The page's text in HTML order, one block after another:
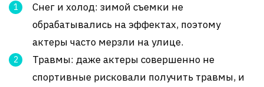
Снег и холод: зимой съемки не
обрабатывались на эффектах, поэтому
актеры часто мерзли на улице.
Травмы: даже актеры совершенно не
спортивные рисковали получить травмы, и